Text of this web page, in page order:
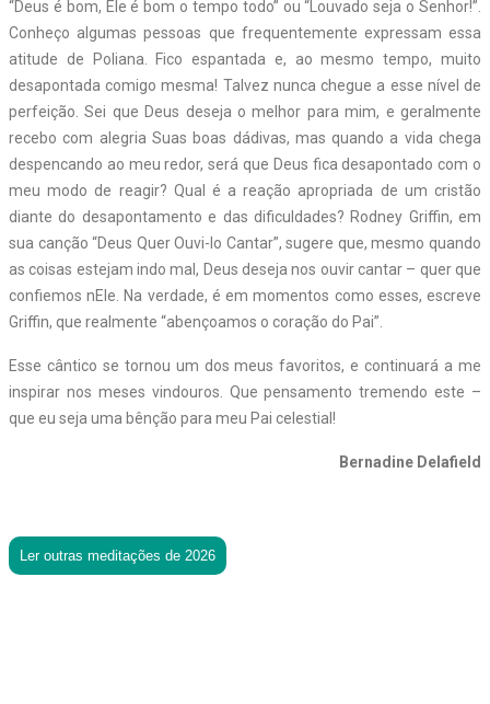
“Deus é bom, Ele é bom o tempo todo” ou “Louvado seja o Senhor!”.
Conheço algumas pessoas que frequentemente expressam essa
atitude de Poliana. Fico espantada e, ao mesmo tempo, muito
desapontada comigo mesma! Talvez nunca chegue a esse nível de
perfeição. Sei que Deus deseja o melhor para mim, e geralmente
recebo com alegria Suas boas dádivas, mas quando a vida chega
despencando ao meu redor, será que Deus fica desapontado com o
meu modo de reagir? Qual é a reação apropriada de um cristão
diante do desapontamento e das dificuldades? Rodney Griffin, em
sua canção “Deus Quer Ouvi-lo Cantar”, sugere que, mesmo quando
as coisas estejam indo mal, Deus deseja nos ouvir cantar – quer que
confiemos nEle. Na verdade, é em momentos como esses, escreve
Griffin, que realmente “abençoamos o coração do Pai”.
Esse cântico se tornou um dos meus favoritos, e continuará a me
inspirar nos meses vindouros. Que pensamento tremendo este –
que eu seja uma bênção para meu Pai celestial!
Bernadine Delafield
Ler outras meditações de 2026